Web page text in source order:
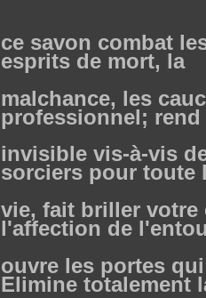
ce savon combat
esprits de mort, la
malchance, les
professionnel; rend
invisible vis-à-vis
sorciers pour toute
vie, fait briller votre
l'affection de
ouvre les portes
Elimine totalement